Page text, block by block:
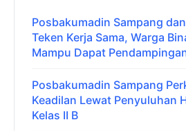
Posbakumadin Sampang
Teken Kerja Sama, Warga
Mampu Dapat
Posbakumadin Sampang
Keadilan Lewat Penyuluhan
Kelas II B